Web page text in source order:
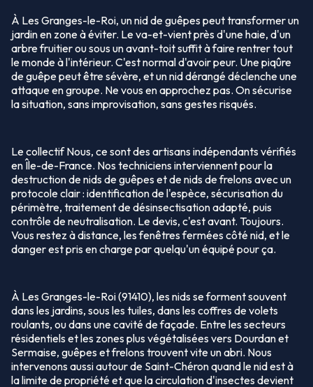
À Les Granges-le-Roi, un nid de guêpes peut transformer un
jardin en zone à éviter. Le va-et-vient près d'une haie, d'un
arbre fruitier ou sous un avant-toit suffit à faire rentrer tout
le monde à l'intérieur. C'est normal d'avoir peur. Une piqûre
de guêpe peut être sévère, et un nid dérangé déclenche une
attaque en groupe. Ne vous en approchez pas. On sécurise
la situation, sans improvisation, sans gestes risqués.
Le collectif Nous, ce sont des artisans indépendants vérifiés
en Île-de-France. Nos techniciens interviennent pour la
destruction de nids de guêpes et de nids de frelons avec un
protocole clair : identification de l'espèce, sécurisation du
périmètre, traitement de désinsectisation adapté, puis
contrôle de neutralisation. Le devis, c'est avant. Toujours.
Vous restez à distance, les fenêtres fermées côté nid, et le
danger est pris en charge par quelqu'un équipé pour ça.
À Les Granges-le-Roi (91410), les nids se forment souvent
dans les jardins, sous les tuiles, dans les coffres de volets
roulants, ou dans une cavité de façade. Entre les secteurs
résidentiels et les zones plus végétalisées vers Dourdan et
Sermaise, guêpes et frelons trouvent vite un abri. Nous
intervenons aussi autour de Saint-Chéron quand le nid est à
la limite de propriété et que la circulation d'insectes devient